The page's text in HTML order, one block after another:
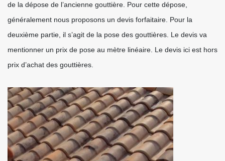
de la dépose de l’ancienne gouttière. Pour cette dépose,
généralement nous proposons un devis forfaitaire. Pour la
deuxième partie, il s’agit de la pose des gouttières. Le devis va
mentionner un prix de pose au mètre linéaire. Le devis ici est hors
prix d’achat des gouttières.